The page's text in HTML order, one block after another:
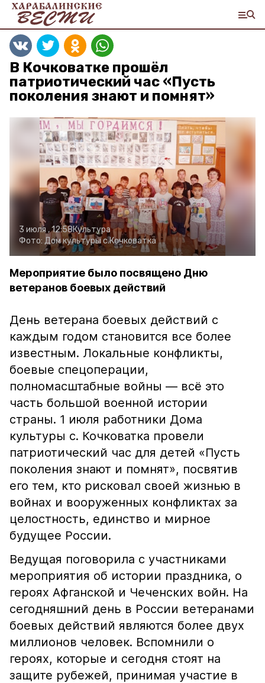
В Кочковатке прошёл
патриотический час «Пусть
поколения знают и помнят»
3 июля , 12:58Культура
Фото: Дом культуры с.Кочковатка
Мероприятие было посвящено Дню
ветеранов боевых действий
День ветерана боевых действий с
каждым годом становится все более
известным. Локальные конфликты,
боевые спецоперации,
полномасштабные войны — всё это
часть большой военной истории
страны. 1 июля работники Дома
культуры с. Кочковатка провели
патриотический час для детей «Пусть
поколения знают и помнят», посвятив
его тем, кто рисковал своей жизнью в
войнах и вооруженных конфликтах за
целостность, единство и мирное
будущее России.
Ведущая поговорила с участниками
мероприятия об истории праздника, о
героях Афганской и Чеченских войн. На
сегодняшний день в России ветеранами
боевых действий являются более двух
миллионов человек. Вспомнили о
героях, которые и сегодня стоят на
защите рубежей, принимая участие в